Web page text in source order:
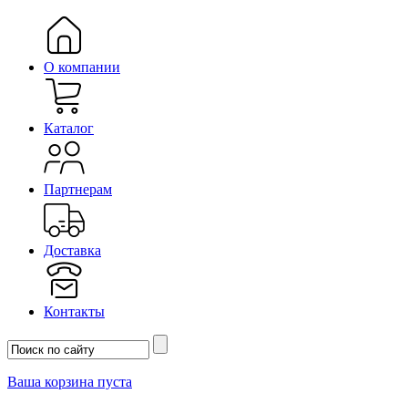
О компании
Каталог
Партнерам
Доставка
Контакты
Ваша корзина пуста